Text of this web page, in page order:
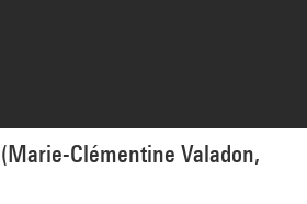
Clémentine Valadon,
MNAM-CCI/Philippe Migeat/Dist.